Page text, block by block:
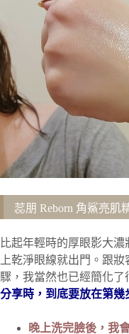
蕊朋 Reborn 角鯊亮肌
比起年輕時的厚眼影大
上乾淨眼線就出門。 跟妝
驟，我當然也已經簡化了
分享時，到底要放在第幾
晚上洗完臉後，我